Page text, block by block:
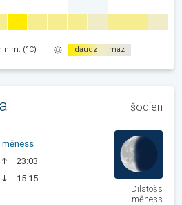
(°C) daudz maz
šodien
mēness
23:03
15:15
Dilstošs
mēness